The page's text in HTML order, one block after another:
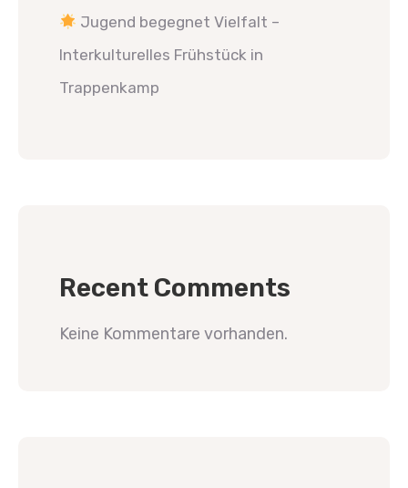
Jugend begegnet Vielfalt –
Interkulturelles Frühstück in
Trappenkamp
Recent Comments
Keine Kommentare vorhanden.